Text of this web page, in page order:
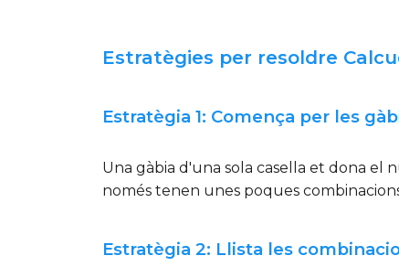
Estratègies per resoldre
Estratègia 1: Comença per les
Una gàbia d'una sola casella et dona el
només tenen unes poques
Estratègia 2: Llista les